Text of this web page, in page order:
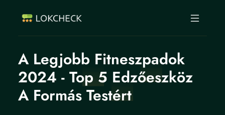
A Legjobb Fitneszpadok
2024 - Top 5 Edzőeszköz
A Formás Testért